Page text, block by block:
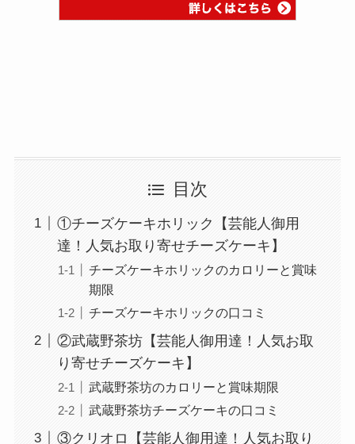
目次
①チーズケーキホリック【芸能人御用
達！人気お取り寄せチーズケーキ】
チーズケーキホリックのカロリーと賞味
期限
チーズケーキホリックの口コミ
②武蔵野茶坊【芸能人御用達！人気お取
り寄せチーズケーキ】
武蔵野茶坊のカロリーと賞味期限
武蔵野茶坊チーズケーキの口コミ
③クリオロ【芸能人御用達！人気お取り